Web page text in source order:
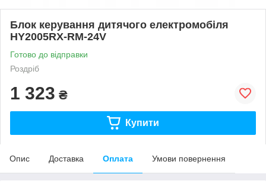
Блок керування дитячого електромобіля
HY2005RX-RM-24V
Готово до відправки
Роздріб
1 323 ₴
Купити
Опис Доставка Оплата Умови повернення